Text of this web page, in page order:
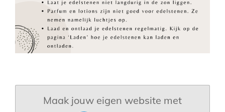
Maak jouw eigen website met